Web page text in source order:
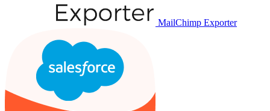
MailChimp Exporter